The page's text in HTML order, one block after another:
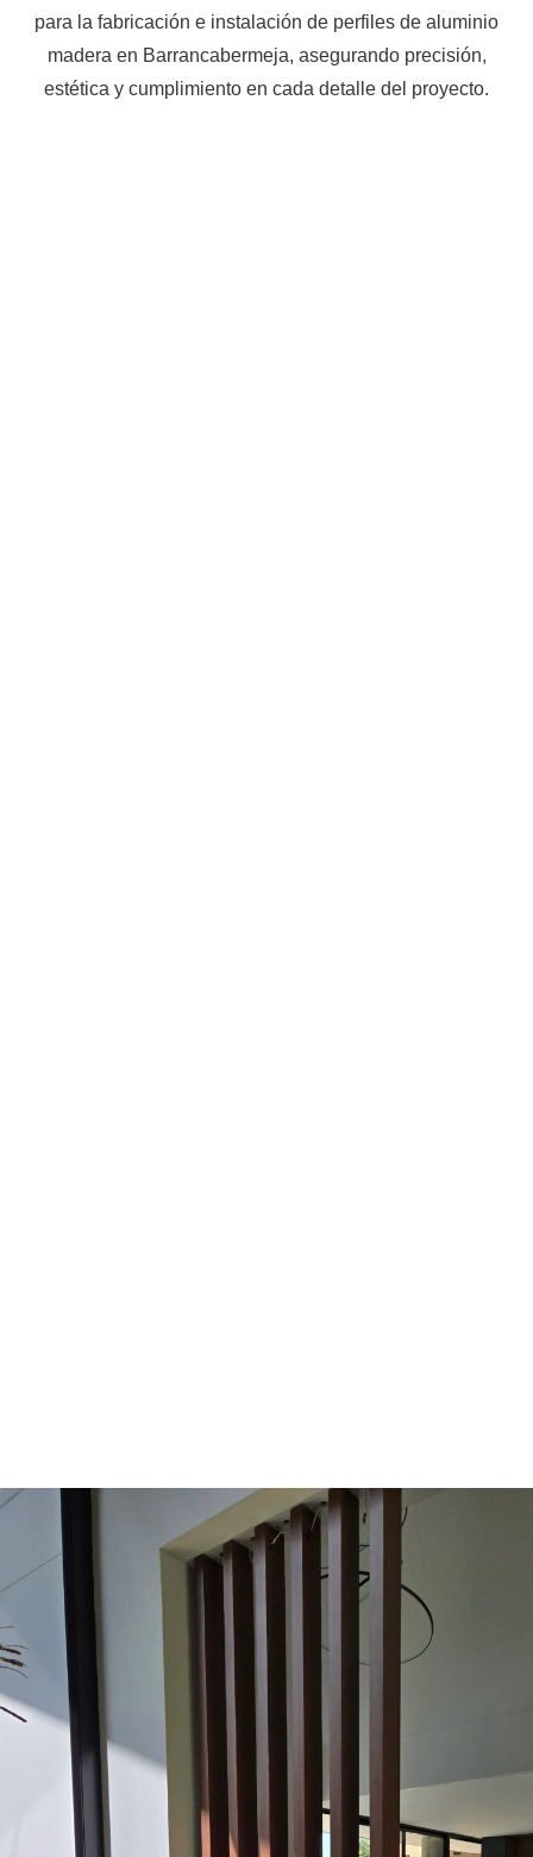
para la fabricación e instalación de perfiles de aluminio
madera en Barrancabermeja, asegurando precisión,
estética y cumplimiento en cada detalle del proyecto.